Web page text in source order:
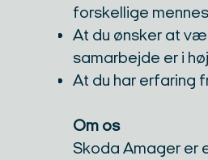
forskellige
At du ønsker at
samarbejde er i
At du har erfaring
Om os
Skoda Amager er